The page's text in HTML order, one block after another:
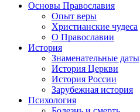
Основы Православия
Опыт веры
Христианские чудеса
О Православии
История
Знаменательные даты
История Церкви
История России
Зарубежная история
Психология